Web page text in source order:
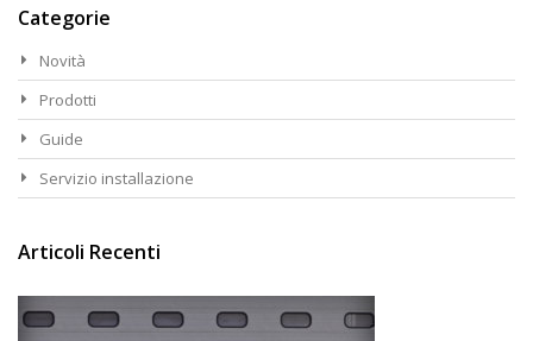
Categorie
Novità
Prodotti
Guide
Servizio installazione
Articoli Recenti